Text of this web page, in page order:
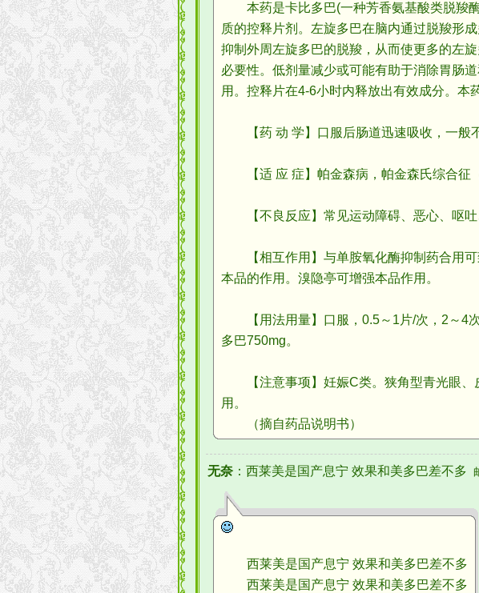
本药是卡比多巴(一种芳香氨基酸类脱羧酶
质的控释片剂。左旋多巴在脑内通过脱羧形
抑制外周左旋多巴的脱羧，从而使更多的左
必要性。低剂量减少或可能有助于消除胃肠
用。控释片在4-6小时内释放出有效成分。本
【药 动 学】口服后肠道迅速吸收，一般不
【适 应 症】帕金森病，帕金森氏综合征（
【不良反应】常见运动障碍、恶心、呕吐
【相互作用】与单胺氧化酶抑制药合用可
本品的作用。溴隐亭可增强本品作用。
【用法用量】口服，0.5～1片/次，2～4次
多巴750mg。
【注意事项】妊娠C类。狭角型青光眼、
用。
（摘自药品说明书）
无奈 ：西莱美是国产息宁 效果和美多巴差不多
西莱美是国产息宁 效果和美多巴差不多
西莱美是国产息宁 效果和美多巴差不多